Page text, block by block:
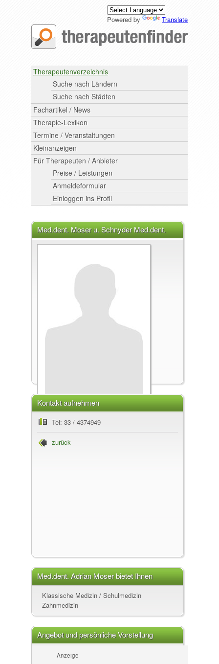
Powered by Translate
Therapeutenverzeichnis
Suche nach Ländern
Suche nach Städten
Fachartikel / News
Therapie-Lexikon
Termine / Veranstaltungen
Kleinanzeigen
Für Therapeuten / Anbieter
Preise / Leistungen
Anmeldeformular
Einloggen ins Profil
Med.dent. Moser u. Schnyder Med.dent.
Adrian Moser, 3612 Steffisburg
Med.dent. Moser u. Schnyder
Steffisburg
Kontakt aufnehmen
Tel: 33 / 4374949
zurück
Med.dent. Adrian Moser bietet Ihnen
folgende Leistungen an
Klassische Medizin / Schulmedizin
Zahnmedizin
Angebot und persönliche Vorstellung
Anzeige